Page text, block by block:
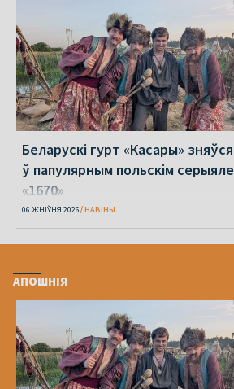
Беларускі гурт «Касары» зняўся
ў папулярным польскім серыяле
«1670»
06 ЖНІЎНЯ 2026 НАВІНЫ
АПОШНІЯ